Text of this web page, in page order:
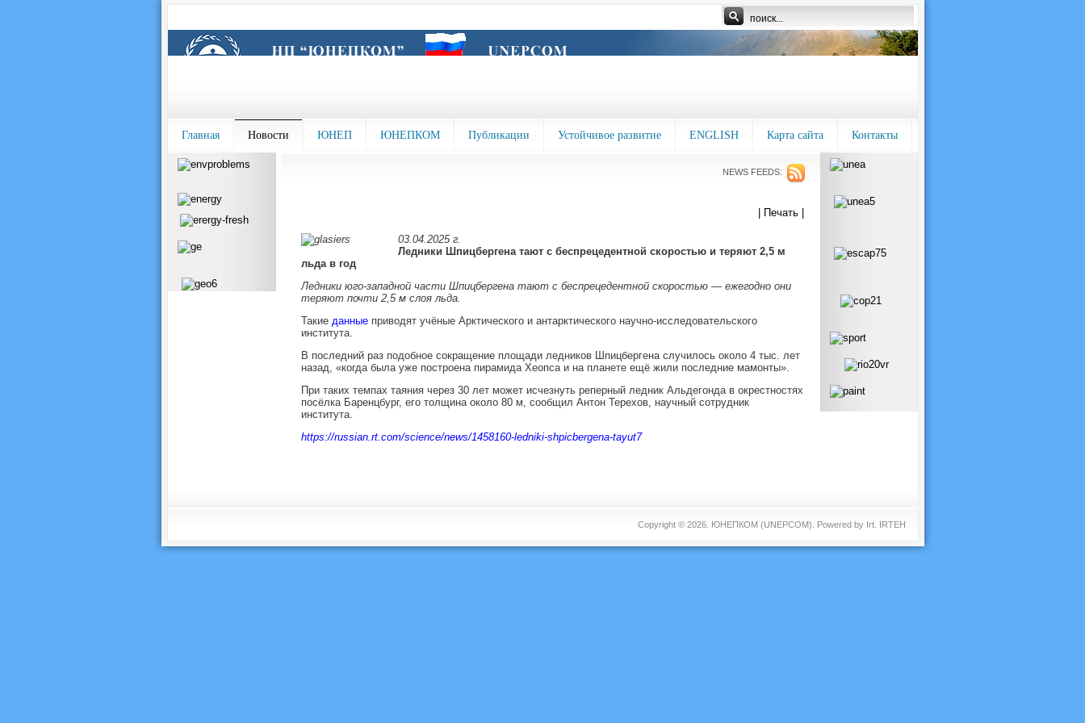
Главная Новости ЮНЕП ЮНЕПКОМ Публикации Устойчивое развитие ENGLISH Карта сайта Контакты
NEWS FEEDS:
| Печать |
03.04.2025 г.
Ледники Шпицбергена тают с беспрецедентной скоростью и теряют 2,5 м
льда в год
Ледники юго-западной части Шпицбергена тают с беспрецедентной скоростью — ежегодно они
теряют почти 2,5 м слоя льда.
Такие данныеприводят учёные Арктического и антарктического научно-исследовательского
института.
В последний раз подобное сокращение площади ледников Шпицбергена случилось около 4 тыс. лет
назад, «когда была уже построена пирамида Хеопса и на планете ещё жили последние мамонты».
При таких темпах таяния через 30 лет может исчезнуть реперный ледник Альдегонда в окрестностях
посёлка Баренцбург, его толщина около 80 м, сообщил Антон Терехов, научный сотрудник
института.
https://russian.rt.com/science/news/1458160-ledniki-shpicbergena-tayut7
Copyright © 2026. ЮНЕПКОМ (UNEPCOM). Powered by Irt. IRTEH